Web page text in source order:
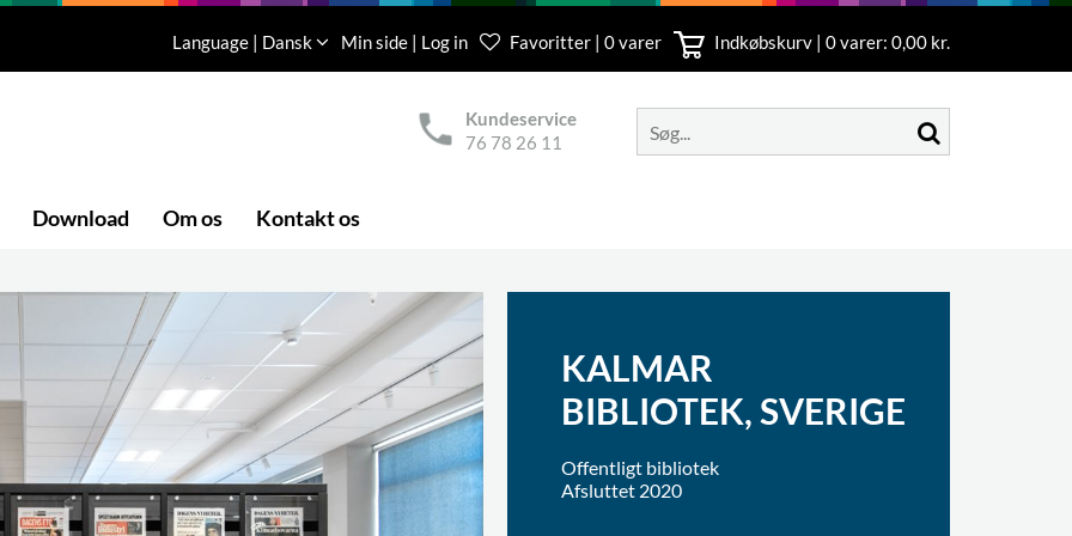
Language | Dansk Min side | Log in Favoritter | 0 varer Indkøbskurv | 0varer: 0,00 kr.
Kundeservice
76 78 26 11
Download Om os Kontakt os
KALMAR
BIBLIOTEK, SVERIGE
Offentligt bibliotek
Afsluttet 2020